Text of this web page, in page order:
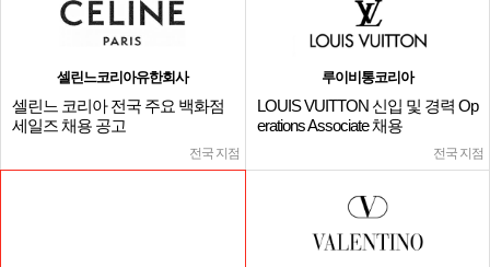
셀린느코리아유한회사
셀린느 코리아 전국 주요 백화점
세일즈 채용 공고
전국 지점
루이비통코리아
LOUIS VUITTON 신입 및 경력 Op
erations Associate 채용
전국 지점